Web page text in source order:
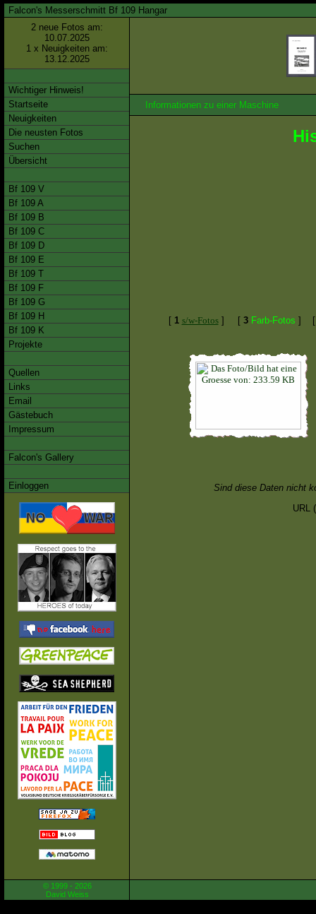
Falcon's Messerschmitt Bf 109 Hangar
2 neue Fotos am:
10.07.2025
1 x Neuigkeiten am:
13.12.2025
Wichtiger Hinweis!
Startseite
Neuigkeiten
Die neusten Fotos
Suchen
Übersicht
Bf 109 V
Bf 109 A
Bf 109 B
Bf 109 C
Bf 109 D
Bf 109 E
Bf 109 T
Bf 109 F
Bf 109 G
Bf 109 H
Bf 109 K
Projekte
Quellen
Links
Email
Gästebuch
Impressum
Falcon's Gallery
Einloggen
Informationen zu einer Maschine
[ 1 s/w-Fotos] [ 3 Farb-Fotos ]
Sind diese Daten nicht
URL
© 1999 - 2026
David Weiss